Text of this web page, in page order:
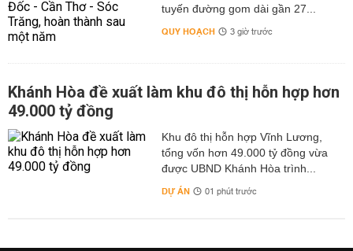
tuyến đường gom dài gần 27...
QUY HOẠCH 3 giờ trước
Khánh Hòa đề xuất làm khu đô thị hỗn hợp hơn
49.000 tỷ đồng
Khu đô thị hỗn hợp Vĩnh Lương,
tổng vốn hơn 49.000 tỷ đồng vừa
được UBND Khánh Hòa trình...
DỰ ÁN 01 phút trước